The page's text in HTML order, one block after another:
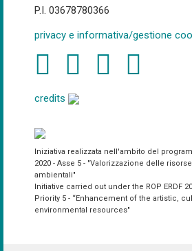
P.I. 03678780366
privacy e informativa/gestione
credits
Iniziativa realizzata nell'ambito del
2020 - Asse 5 - "Valorizzazione delle
ambientali"
Initiative carried out under the ROP ERDF
Priority 5 - “Enhancement of the artistic,
environmental resources"